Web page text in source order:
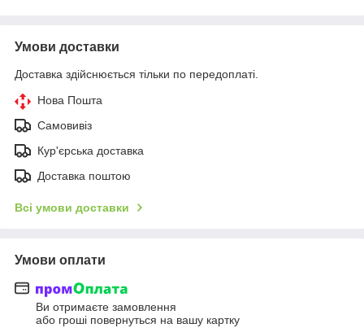
Умови доставки
Доставка здійснюється тільки по передоплаті.
Нова Пошта
Самовивіз
Кур'єрська доставка
Доставка поштою
Всі умови доставки
Умови оплати
Ви отримаєте замовлення
або гроші повернуться на вашу картку